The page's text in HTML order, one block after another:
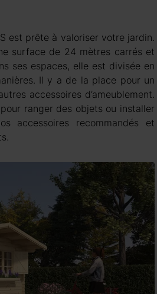
est prête à valoriser votre jardin.
surface de 24 mètres carrés et
ses espaces, elle est divisée en
Il y a de la place pour un
accessoires d’ameublement.
ranger des objets ou installer
accessoires recommandés et